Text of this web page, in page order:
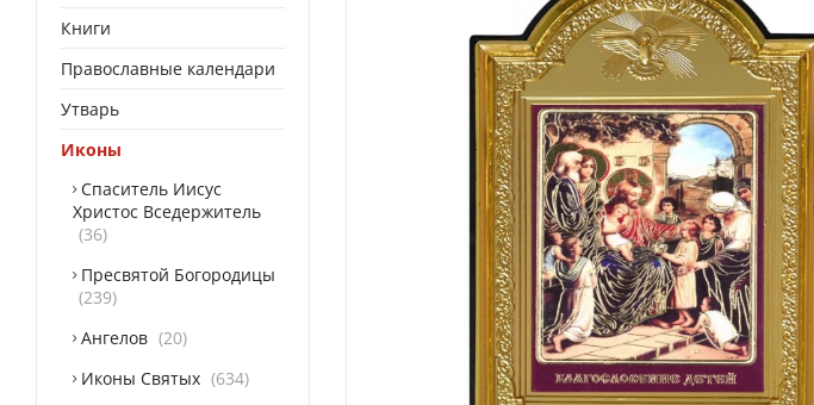
Книги
Православные календари
Утварь
Иконы
Спаситель Иисус
Христос Вседержитель
36
Пресвятой Богородицы
239
Ангелов
20
Иконы Святых
634